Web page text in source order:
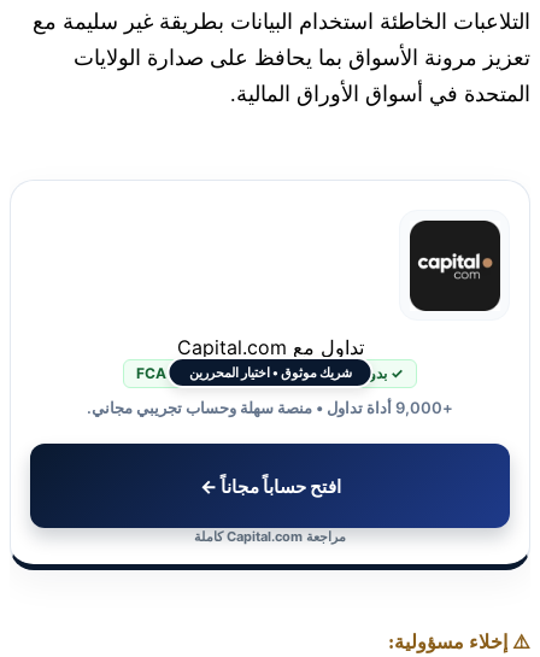
التلاعبات الخاطئة استخدام البيانات بطريقة غير سليمة مع
تعزيز مرونة الأسواق بما يحافظ على صدارة الولايات
المتحدة في أسواق الأوراق المالية.
شريك موثوق • اختيار المحررين
تداول مع Capital.com
✓ بدون عمولة ✓ منظمة FCA + CySEC
+9,000 أداة تداول • منصة سهلة وحساب تجريبي مجاني.
افتح حساباً مجاناً ←
مراجعة Capital.com كاملة
⚠️ إخلاء مسؤولية: